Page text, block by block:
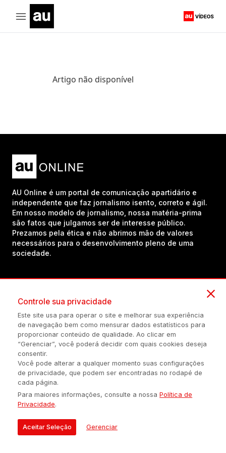
Artigo não disponível
AU Online é um portal de comunicação apartidário e
independente que faz jornalismo isento, correto e ágil.
Em nosso modelo de jornalismo, nossa matéria-prima
são fatos que julgamos ser de interesse público.
Prezamos pela ética e não abrimos mão de valores
necessários para o desenvolvimento pleno de uma
sociedade.
(54) 98434-8385
Política de privacidade Configuração de Cookies Quem Somos
É proibida a reprodução do conteúdo desta página em qualquer
meio de comunicação, eletrônico ou impreso, sem autorização
escrita de Auonline Comunicação Eireli.
© 2026 AUONLINE COMUNICAÇÃO EIRELI - CNPJ: 17.375.200/0001-
21
Controle sua privacidade
Este site usa para operar o site e melhorar sua experiência
de navegação bem como mensurar dados estatísticos para
proporcionar conteúdo de qualidade. Ao clicar em
“Gerenciar”, você poderá decidir com quais cookies deseja
consentir.
Você pode alterar a qualquer momento suas configurações
de privacidade, que podem ser encontradas no rodapé de
cada página.
Para maiores informações, consulte a nossaPolítica de
Privacidade.
Aceitar Seleção Gerenciar